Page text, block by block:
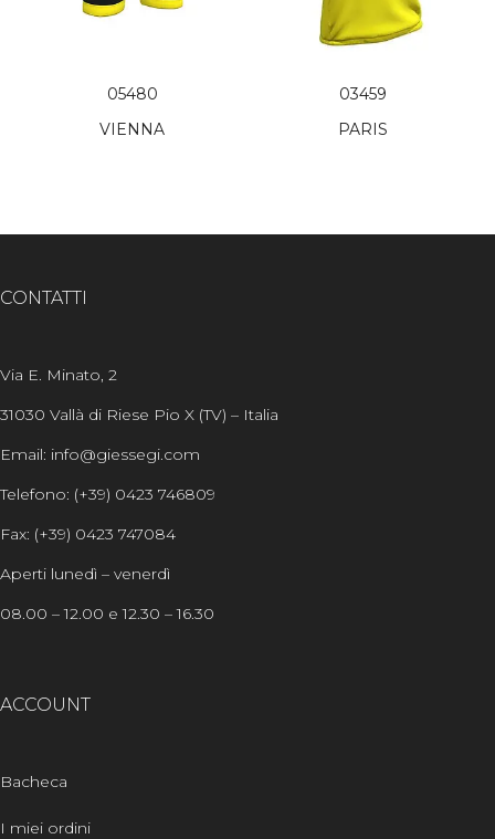
05480
VIENNA
03459
PARIS
CONTATTI
Via E. Minato, 2
31030 Vallà di Riese Pio X (TV) – Italia
Email: info@giessegi.com
Telefono: (+39) 0423 746809
Fax: (+39) 0423 747084
Aperti lunedì – venerdì
08.00 – 12.00 e 12.30 – 16.30
ACCOUNT
Bacheca
I miei ordini